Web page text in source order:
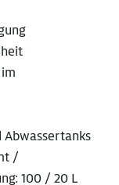
Abwassertanks
/
100 / 20 L